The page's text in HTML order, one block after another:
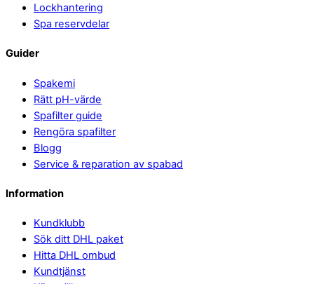
Lockhantering
Spa reservdelar
Guider
Spakemi
Rätt pH-värde
Spafilter guide
Rengöra spafilter
Blogg
Service & reparation av spabad
Information
Kundklubb
Sök ditt DHL paket
Hitta DHL ombud
Kundtjänst